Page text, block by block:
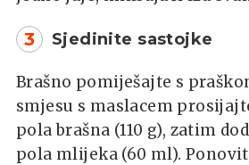
3 Sjedinite sastojke
Brašno pomiješajte s
smjesu s maslacem
pola brašna (110 g), zatim
pola mlijeka (60 ml).